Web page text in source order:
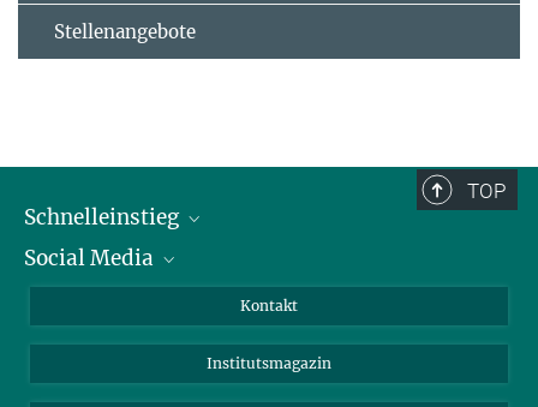
Stellenangebote
TOP
Schnelleinstieg
Alumni
Social Media
Facebook
Kontakt
Institutsmagazin